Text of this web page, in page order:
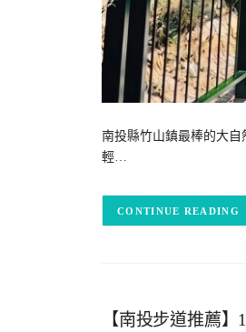
南投縣竹山鎮最棒的大自
輕…
CONTINUE READING
【南投步道推薦